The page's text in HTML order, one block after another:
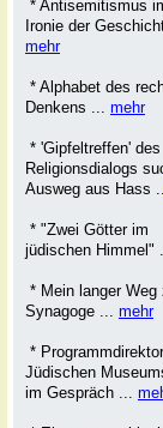
* Antisemitismus
Ironie der
mehr
* Alphabet des
Denkens ... mehr
* 'Gipfeltreffen' des
Religionsdialogs
Ausweg aus Hass
* "Zwei Götter im
jüdischen Himmel"
* Mein langer Weg
Synagoge ... mehr
*
Jüdischen
im Gespräch ...